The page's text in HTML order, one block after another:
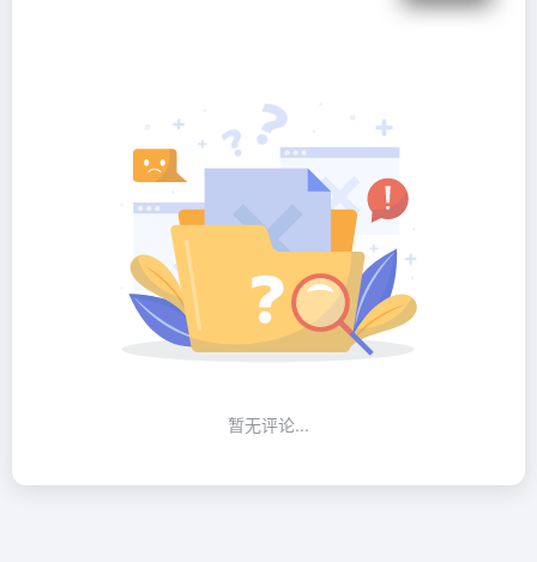
暂无评论...